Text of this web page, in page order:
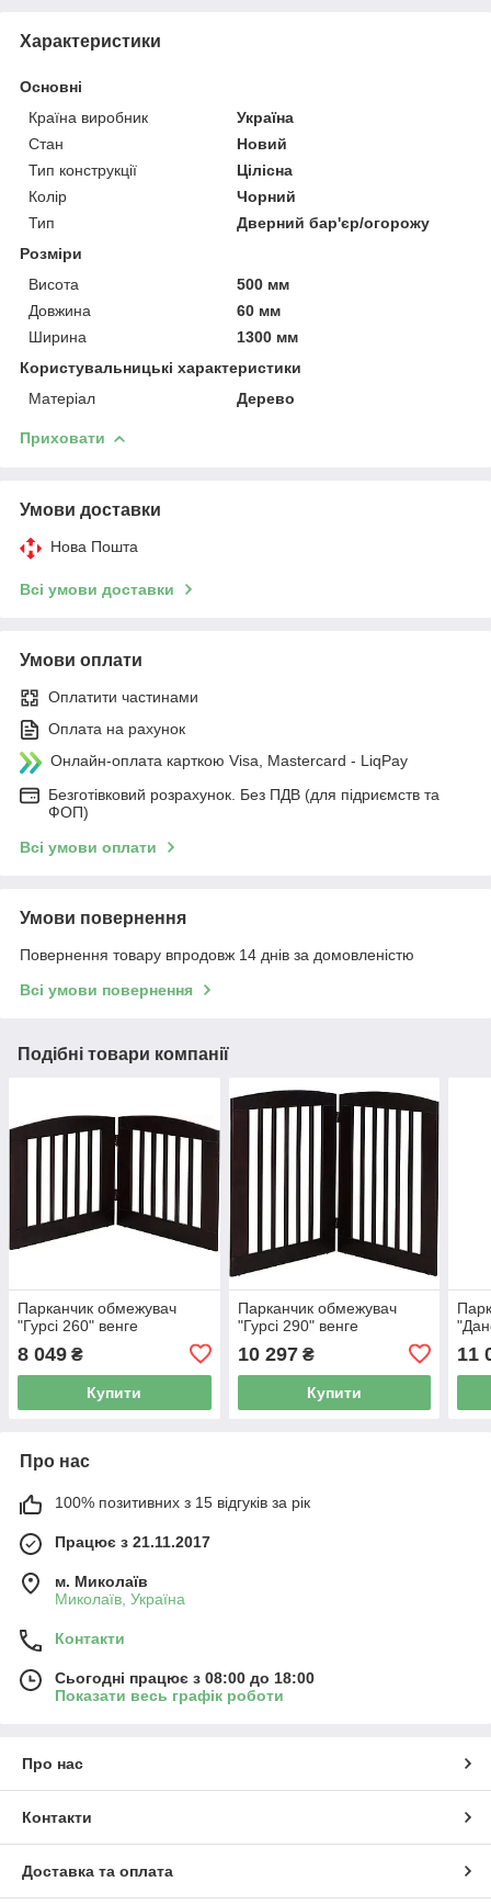
Характеристики
Основні
Країна виробник
Україна
Стан
Новий
Тип конструкції
Цілісна
Колір
Чорний
Тип
Дверний бар'єр/огорожу
Розміри
Висота
500 мм
Довжина
60 мм
Ширина
1300 мм
Користувальницькі характеристики
Матеріал
Дерево
Приховати
Умови доставки
Нова Пошта
Всі умови доставки
Умови оплати
Оплатити частинами
Оплата на рахунок
Онлайн-оплата карткою Visa, Mastercard - LiqPay
Безготівковий розрахунок. Без ПДВ (для підриємств та
ФОП)
Всі умови оплати
Умови повернення
Повернення товару впродовж 14 днів за домовленістю
Всі умови повернення
Подібні товари компанії
Парканчик обмежувач
"Гурсі 260" венге
8 049 ₴
Купити
Парканчик обмежувач
"Гурсі 290" венге
10 297₴
Купити
11
Про нас
100% позитивних з 15 відгуків за рік
Працює з 21.11.2017
м. Миколаїв
Миколаїв, Україна
Контакти
Сьогодні працює з 08:00 до 18:00
Показати весь графік роботи
Про нас
Контакти
Доставка та оплата